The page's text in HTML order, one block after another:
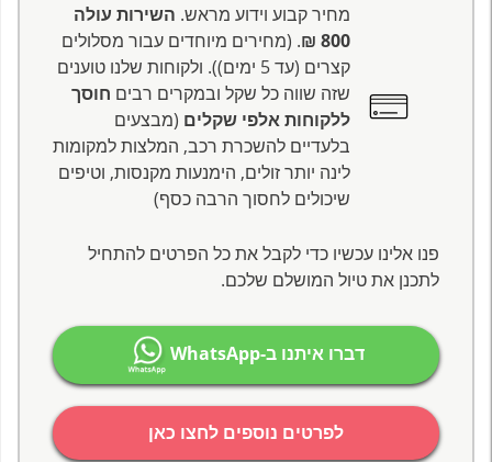
מחיר קבוע וידוע מראש. השירות עולה
800 ₪
. (מחירים מיוחדים עבור מסלולים
קצרים (עד 5 ימים)). ולקוחות שלנו טוענים
שזה שווה כל שקל ובמקרים רבים חוסך
ללקוחות אלפי שקלים (מבצעים
בלעדיים להשכרת רכב, המלצות למקומות
לינה יותר זולים, הימנעות מקנסות, וטיפים
שיכולים לחסוך הרבה כסף)
פנו אלינו עכשיו כדי לקבל את כל הפרטים להתחיל
לתכנן את טיול המושלם שלכם.
דברו איתנו ב-WhatsApp
לפרטים נוספים לחצו כאן